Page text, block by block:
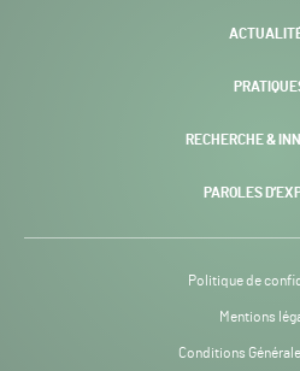
RECHERCHE &
PAROLES
Politique de
Mentions
Conditions